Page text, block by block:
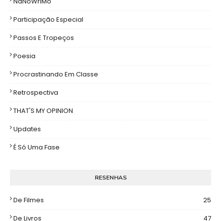
Participação Especial
Passos E Tropeços
Poesia
Procrastinando Em Classe
Retrospectiva
THAT'S MY OPINION
Updates
É Só Uma Fase
RESENHAS
De Filmes
25
De Livros
47